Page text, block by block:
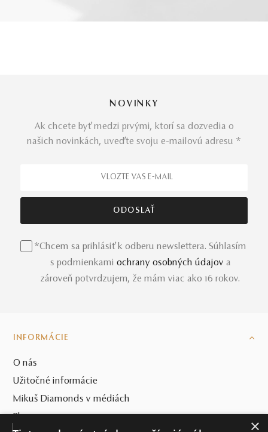
NOVINKY
Ak chcete byť medzi prvými, ktorí sa dozvedia o
našich novinkách, uveďte svoju e-mailovú adresu *
*Chcem sa prihlásiť k odberu newslettera. Súhlasím
s podmienkami ochrany osobných údajov a
zároveň potvrdzujem, že mám viac ako 16 rokov.
INFORMÁCIE
O nás
Užitočné informácie
Mikuš Diamonds v médiách
Blog
×